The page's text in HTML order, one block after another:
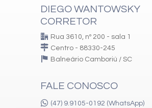
DIEGO WANTOWSKY
CORRETOR
Rua 3610, nº 200 - sala 1
Centro - 88330-245
Balneário Camboriú / SC
FALE CONOSCO
(47) 9.9105-0192 (WhatsApp)